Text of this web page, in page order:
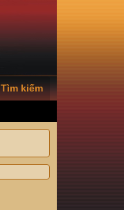
Tìm kiếm